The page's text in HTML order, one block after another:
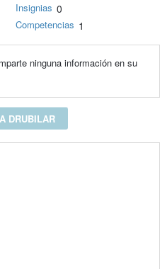
Insignias 0
Competencias 1
ninguna información en su
DRUBILAR